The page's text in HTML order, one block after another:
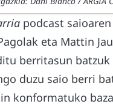
podcast
eta Mattin
berritasun
duzu saio berri
konformatuko